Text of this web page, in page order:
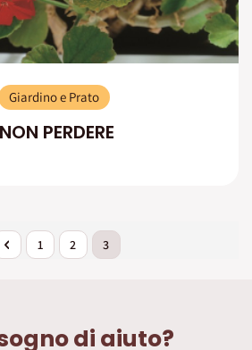
Giardino e Prato
PERDERE
Pagina
Precedente
Pagina
1 Pagina
2 Attualmente stai leggendo
3
di aiuto?